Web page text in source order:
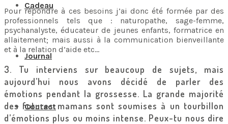
Cadeau
Journal
Contact
Pour répondre à ces besoins j’ai donc été formée par des
professionnels tels que : naturopathe, sage-femme,
psychanalyste, éducateur de jeunes enfants, formatrice en
allaitement; mais aussi à la communication bienveillante
et à la relation d’aide etc…
3. Tu interviens sur beaucoup de sujets, mais
aujourd’hui nous avons décidé de parler des
émotions pendant la grossesse. La grande majorité
des futures mamans sont soumises à un tourbillon
d’émotions plus ou moins intense. Peux-tu nous dire